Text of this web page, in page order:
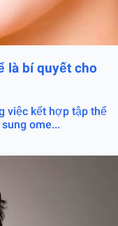
là bí quyết cho
việc kết hợp tập thể
ome...